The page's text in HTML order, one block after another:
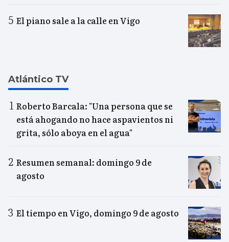
El piano sale a la calle en Vigo
Atlántico TV
Roberto Barcala: "Una persona que se
está ahogando no hace aspavientos ni
grita, sólo aboya en el agua"
Resumen semanal: domingo 9 de
agosto
El tiempo en Vigo, domingo 9 de agosto